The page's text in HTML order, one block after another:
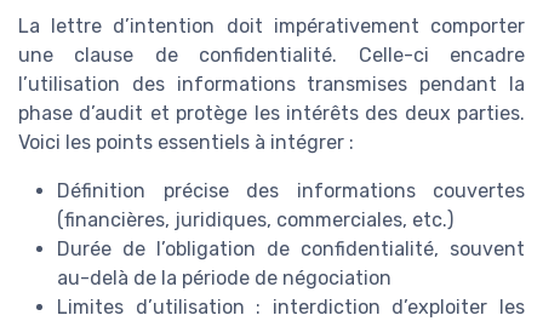
La lettre d’intention doit impérativement comporter
une clause de confidentialité. Celle-ci encadre
l’utilisation des informations transmises pendant la
phase d’audit et protège les intérêts des deux parties.
Voici les points essentiels à intégrer :
Définition précise des informations couvertes
(financières, juridiques, commerciales, etc.)
Durée de l’obligation de confidentialité, souvent
au-delà de la période de négociation
Limites d’utilisation : interdiction d’exploiter les